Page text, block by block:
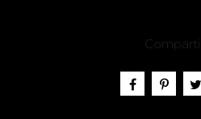
9